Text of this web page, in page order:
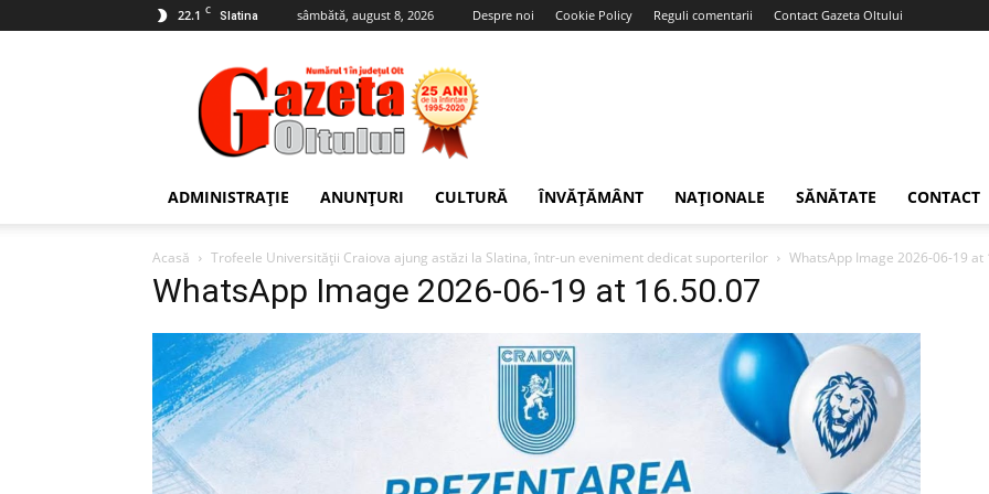
22.1 C Slatina sâmbătă, august 8, 2026 Despre noi Cookie Policy Reguli comentarii Contact Gazeta Oltului
Gazeta
Oltului
ADMINISTRAȚIE ANUNȚURI CULTURĂ ÎNVĂȚĂMÂNT NAȚIONALE SĂNĂTATE CONTACT
Acasă Trofeele Universității Craiova ajung astăzi la Slatina, într-un eveniment dedicat suporterilor WhatsApp Image 2026-06-19 at
WhatsApp Image 2026-06-19 at 16.50.07